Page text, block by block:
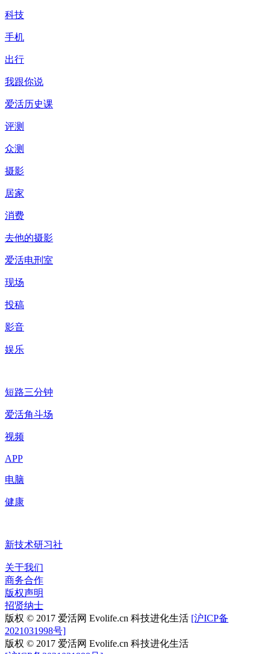
科技
手机
出行
我跟你说
爱活历史课
评测
众测
摄影
居家
消费
去他的摄影
爱活电刑室
现场
投稿
影音
娱乐
短路三分钟
爱活角斗场
视频
APP
电脑
健康
新技术研习社
关于我们
商务合作
版权声明
招贤纳士
版权 © 2017 爱活网 Evolife.cn 科技进化生活 [沪ICP备
2021031998号]
版权 © 2017 爱活网 Evolife.cn 科技进化生活